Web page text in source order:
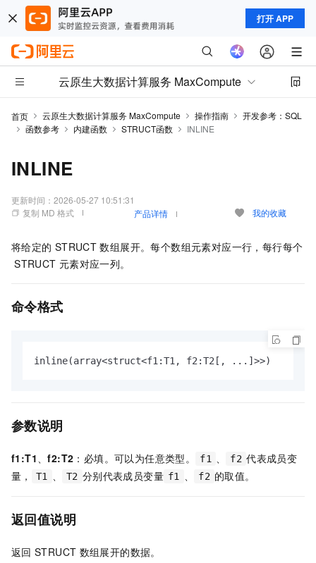
打开 APP
云原生大数据计算服务 MaxCompute
首页 云原生大数据计算服务 MaxCompute 操作指南
开发参考：SQL
函数参考
内建函数 STRUCT函数 INLINE
INLINE
更新时间： 2026-05-27 10:51:31
复制 MD 格式
产品详情 我的收藏
将给定的 STRUCT 数组展开。每个数组元素对应一行，每行每个
STRUCT 元素对应一列。
命令格式
inline(array<struct<f1:T1, f2:T2[, ...]>>)
参数说明
f1:T1、f2:T2 ：必填。可以为任意类型。 f1 、 f2 代表成员变
量，
T1 、 T2 分别代表成员变量 f1 、 f2 的取值。
返回值说明
返回 STRUCT 数组展开的数据。